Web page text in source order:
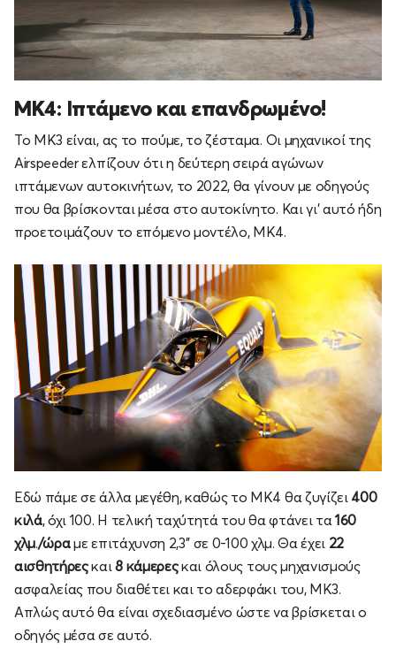
MK4: Ιπτάμενο και επανδρωμένο!
Το MK3 είναι, ας το πούμε, το ζέσταμα. Οι μηχανικοί της
Airspeeder ελπίζουν ότι η δεύτερη σειρά αγώνων
ιπτάμενων αυτοκινήτων, το 2022, θα γίνουν με οδηγούς
που θα βρίσκονται μέσα στο αυτοκίνητο. Και γι' αυτό ήδη
προετοιμάζουν το επόμενο μοντέλο, MK4.
Εδώ πάμε σε άλλα μεγέθη, καθώς το MK4 θα ζυγίζει 400
κιλά, όχι 100. Η τελική ταχύτητά του θα φτάνει τα 160
χλμ./ώραμε επιτάχυνση 2,3'' σε 0-100 χλμ. Θα έχει 22
αισθητήρεςκαι8 κάμερεςκαι όλους τους μηχανισμούς
ασφαλείας που διαθέτει και το αδερφάκι του, MK3.
Απλώς αυτό θα είναι σχεδιασμένο ώστε να βρίσκεται ο
οδηγός μέσα σε αυτό.